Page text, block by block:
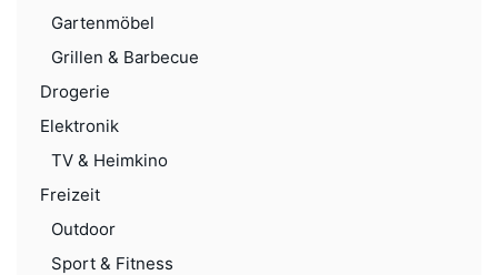
Gartenmöbel
Grillen & Barbecue
Drogerie
Elektronik
TV & Heimkino
Freizeit
Outdoor
Sport & Fitness